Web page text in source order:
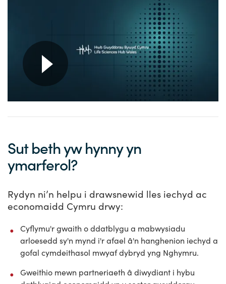
Sut beth yw hynny yn
ymarferol?
Rydyn ni’n helpu i drawsnewid lles iechyd ac
economaidd Cymru drwy:
Cyflymu'r gwaith o ddatblygu a mabwysiadu
arloesedd sy'n mynd i'r afael â'n hanghenion iechyd a
gofal cymdeithasol mwyaf dybryd yng Nghymru.
Gweithio mewn partneriaeth â diwydiant i hybu